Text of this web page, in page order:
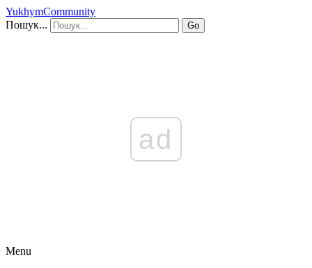
YukhymCommunity
Пошук...
Go
ad
Menu